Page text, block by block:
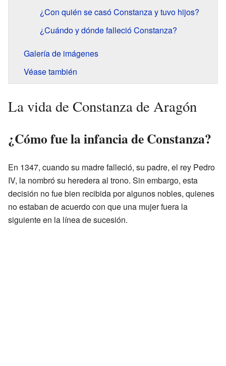
¿Con quién se casó Constanza y tuvo hijos?
¿Cuándo y dónde falleció Constanza?
Galería de imágenes
Véase también
La vida de Constanza de Aragón
¿Cómo fue la infancia de Constanza?
En 1347, cuando su madre falleció, su padre, el rey Pedro
IV, la nombró su heredera al trono. Sin embargo, esta
decisión no fue bien recibida por algunos nobles, quienes
no estaban de acuerdo con que una mujer fuera la
siguiente en la línea de sucesión.